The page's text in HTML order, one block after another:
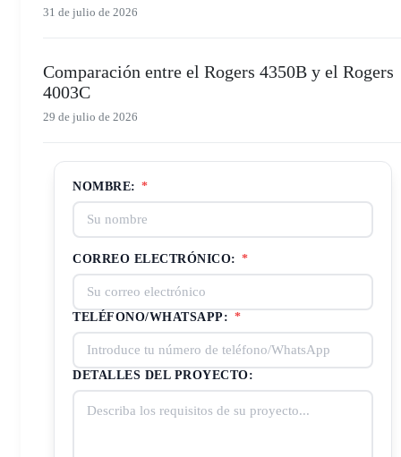
31 de julio de 2026
Comparación entre el Rogers 4350B y el Rogers
4003C
29 de julio de 2026
NOMBRE: *
CORREO ELECTRÓNICO: *
TELÉFONO/WHATSAPP: *
DETALLES DEL PROYECTO: